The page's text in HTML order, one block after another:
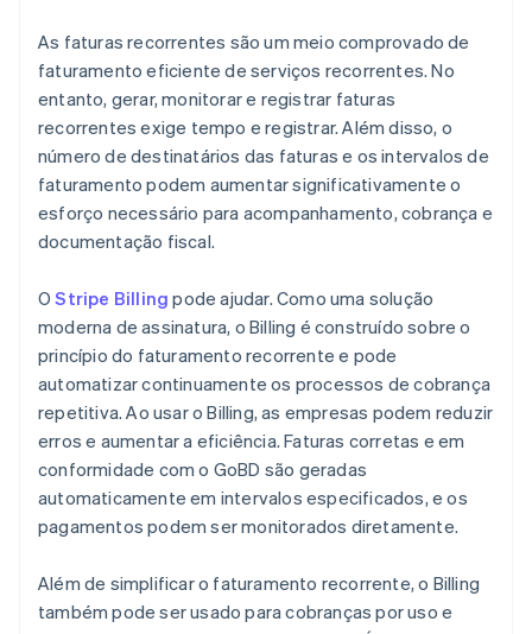
As faturas recorrentes são um meio comprovado de
faturamento eficiente de serviços recorrentes. No
entanto, gerar, monitorar e registrar faturas
recorrentes exige tempo e registrar. Além disso, o
número de destinatários das faturas e os intervalos de
faturamento podem aumentar significativamente o
esforço necessário para acompanhamento, cobrança e
documentação fiscal.
OStripe Billing pode ajudar. Como uma solução
moderna de assinatura, o Billing é construído sobre o
princípio do faturamento recorrente e pode
automatizar continuamente os processos de cobrança
repetitiva. Ao usar o Billing, as empresas podem reduzir
erros e aumentar a eficiência. Faturas corretas e em
conformidade com o GoBD são geradas
automaticamente em intervalos especificados, e os
pagamentos podem ser monitorados diretamente.
Além de simplificar o faturamento recorrente, o Billing
também pode ser usado para cobranças por uso e